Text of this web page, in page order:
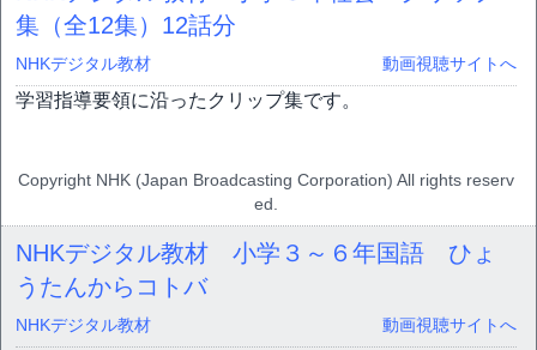
集（全12集） 12話分
NHKデジタル教材 動画視聴サイトへ
学習指導要領に沿ったクリップ集です。
Copyright NHK (Japan Broadcasting Corporation) All rights reserv
ed.
NHKデジタル教材 小学３～６年国語 ひょ
うたんからコトバ
NHKデジタル教材 動画視聴サイトへ